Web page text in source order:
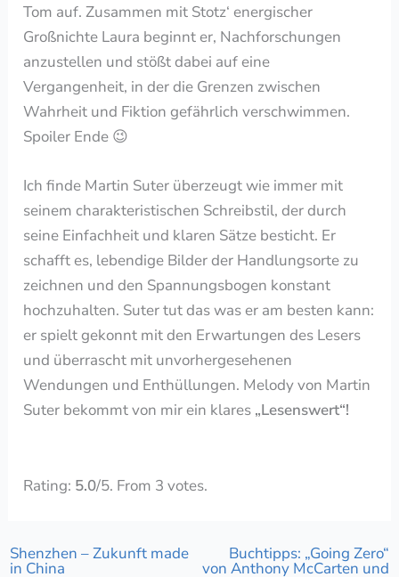
Tom auf. Zusammen mit Stotz‘ energischer
Großnichte Laura beginnt er, Nachforschungen
anzustellen und stößt dabei auf eine
Vergangenheit, in der die Grenzen zwischen
Wahrheit und Fiktion gefährlich verschwimmen.
Spoiler Ende 😉
Ich finde Martin Suter überzeugt wie immer mit
seinem charakteristischen Schreibstil, der durch
seine Einfachheit und klaren Sätze besticht. Er
schafft es, lebendige Bilder der Handlungsorte zu
zeichnen und den Spannungsbogen konstant
hochzuhalten. Suter tut das was er am besten kann:
er spielt gekonnt mit den Erwartungen des Lesers
und überrascht mit unvorhergesehenen
Wendungen und Enthüllungen. Melody von Martin
Suter bekommt von mir ein klares „Lesenswert“!
Rating: 5.0/5. From 3 votes.
Shenzhen – Zukunft made
in China
Buchtipps: „Going Zero“
von Anthony McCarten und